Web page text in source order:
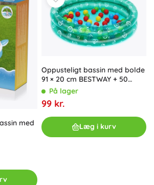
med
Oppusteligt bassin med bolde
91 × 20 cm BESTWAY + 50
bolde – Grøn
På lager
99 kr.
Læg i kurv